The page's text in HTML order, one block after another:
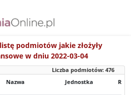
podmiotów jakie złożyły
w dniu 2022-03-04
Liczba podmiotów: 476
Nazwa Jednostka